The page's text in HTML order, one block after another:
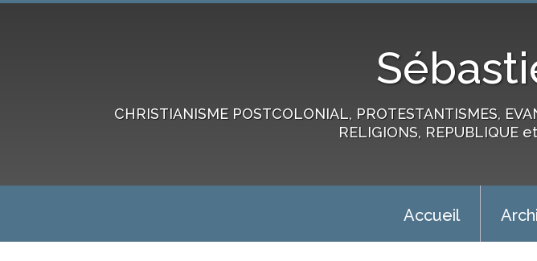
CHRISTIANISME POSTCOLONIAL, PROTESTANTISMES,
RELIGIONS, REPUBLIQUE
Accueil